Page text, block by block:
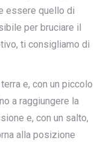
essere quello di
per bruciare il
ti consigliamo di
e, con un piccolo
a raggiungere la
e, con un salto,
alla posizione